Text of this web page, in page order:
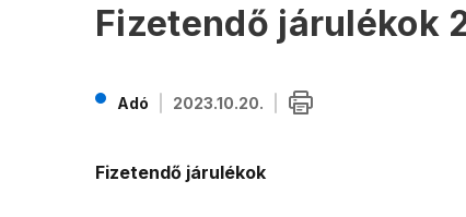
Fizetendő járulékok
Adó 2023.10.20.
Fizetendő járulékok